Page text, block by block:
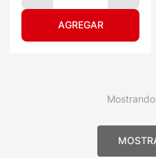
Mostrando